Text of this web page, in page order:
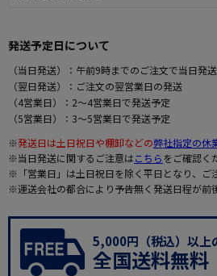
発送予定日について
（当日発送）：午前9時までのご注文で当日発送
（翌日発送）：ご注文の翌営業日の発送
（4営業日）：2～4営業日で発送予定
（5営業日）：3～5営業日で発送予定
※発送日は土日祝日や棚卸などの弊社指定の休
※当日発送に関するご注意はこちらをご確認く
※「営業日」は土日祝日を除く平日となり、ご
※運送会社の都合により予告無く発送日程が前
5,000円（税込）以上
全国送料無料